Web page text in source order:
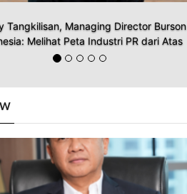
Tangkilisan, Managing Director Burson
Melihat Peta Industri PR dari Atas